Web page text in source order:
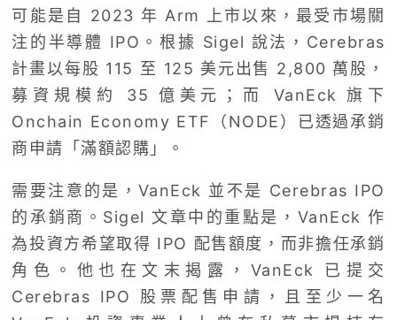
可能是自 2023 年 Arm 上市以來，最受市場關
注的半導體 IPO。根據 Sigel 說法，Cerebras
計畫以每股 115 至 125 美元出售 2,800 萬股，
募資規模約 35 億美元；而 VanEck 旗下
Onchain Economy ETF（NODE）已透過承銷
商申請「滿額認購」。
需要注意的是，VanEck 並不是 Cerebras IPO
的承銷商。Sigel 文章中的重點是，VanEck 作
為投資方希望取得 IPO 配售額度，而非擔任承銷
角色。他也在文末揭露，VanEck 已提交
Cerebras IPO 股票配售申請，且至少一名